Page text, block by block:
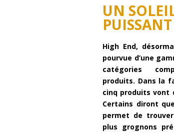
UN
PUISSANT
High End,
pourvue d’une
catégories
produits. Dans la
cinq produits vont
Certains diront
permet de
plus grognons